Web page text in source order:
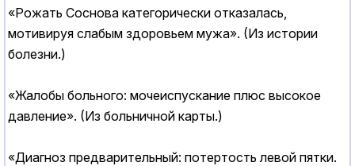
«Рожать Соснова категорически отказалась,
мотивируя слабым здоровьем мужа». (Из истории
болезни.)
«Жалобы больного: мочеиспускание плюс высокое
давление». (Из больничной карты.)
«Диагноз предварительный: потертость левой пятки.